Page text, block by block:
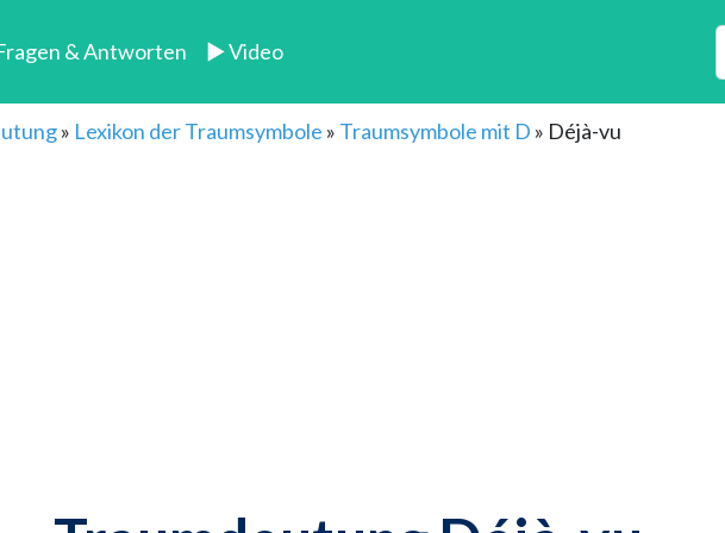
& Antworten ► Video
» Lexikon der Traumsymbole » Traumsymbole mit D » Déjà-vu